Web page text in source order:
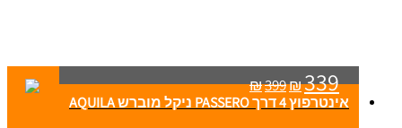
₪399₪339
אינטרפוץ 4 דרך PASSERO ניקל מוברש AQUILA